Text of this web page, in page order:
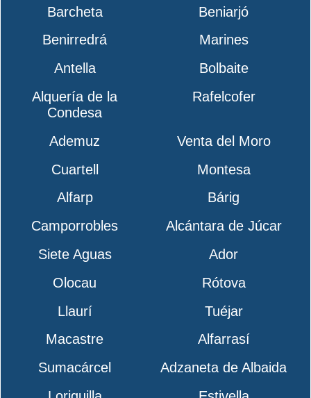
Barcheta
Beniarjó
Benirredrá
Marines
Antella
Bolbaite
Alquería de la
Condesa
Rafelcofer
Ademuz
Venta del Moro
Cuartell
Montesa
Alfarp
Bárig
Camporrobles
Alcántara de Júcar
Siete Aguas
Ador
Olocau
Rótova
Llaurí
Tuéjar
Macastre
Alfarrasí
Sumacárcel
Adzaneta de Albaida